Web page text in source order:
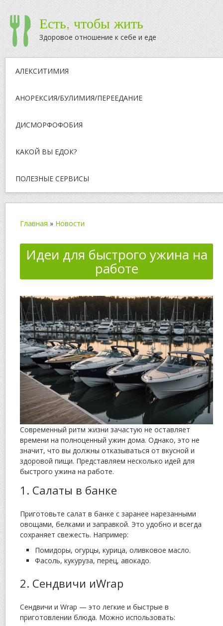
Есть, чтобы жить
Здоровое отношение к себе и еде
АЛЕКСИТИМИЯ
АНОРЕКСИЯ/БУЛИМИЯ/ПЕРЕЕДАНИЕ
ДИСМОРФОФОБИЯ
КАКОЙ ВЫ ЕДОК?
ПОЛЕЗНЫЕ СЕРВИСЫ
Главная » Новости
Идеи для быстрого ужина на
работе
Современный ритм жизни зачастую не оставляет
времени на полноценный ужин дома. Однако, это не
значит, что вы должны отказываться от вкусной и
здоровой пищи. Представляем несколько идей для
быстрого ужина на работе.
1. Салаты в банке
Приготовьте салат в банке с заранее нарезанными
овощами, белками и заправкой. Это удобно и всегда
сохраняет свежесть. Например:
Помидоры, огурцы, курица, оливковое масло.
Фасоль, кукуруза, перец, авокадо.
2. Сендвичи иWrap
Сендвичи и Wrap — это легкие и быстрые в
приготовлении блюда. Можно использовать: